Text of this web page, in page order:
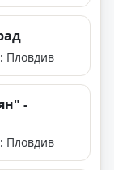
Пловдив
-
Пловдив